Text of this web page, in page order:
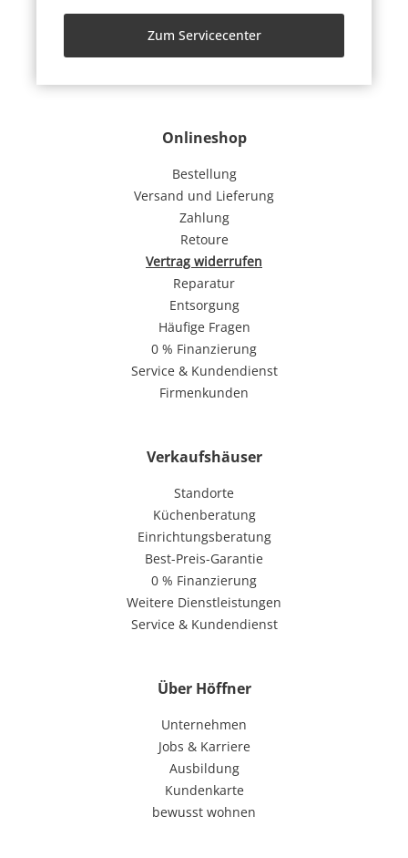
Onlineshop
Bestellung
Versand und Lieferung
Zahlung
Retoure
Vertrag widerrufen
Reparatur
Entsorgung
Häufige Fragen
0 % Finanzierung
Service & Kundendienst
Firmenkunden
Verkaufshäuser
Standorte
Küchenberatung
Einrichtungsberatung
Best-Preis-Garantie
0 % Finanzierung
Weitere Dienstleistungen
Service & Kundendienst
Über Höffner
Unternehmen
Jobs & Karriere
Ausbildung
Kundenkarte
bewusst wohnen
Zum Servicecenter